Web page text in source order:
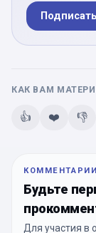
КАК ВАМ
👍 ❤️ 👎
КОММЕНТАРИИ
Будьте
Для участия в